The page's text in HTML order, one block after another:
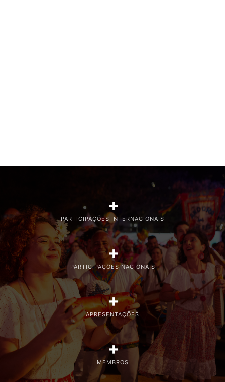
PARTICIPAÇÕES INTERNACIONAIS
+
PARTICIPAÇÕES NACIONAIS
+
APRESENTAÇÕES
+
MEMBROS
+